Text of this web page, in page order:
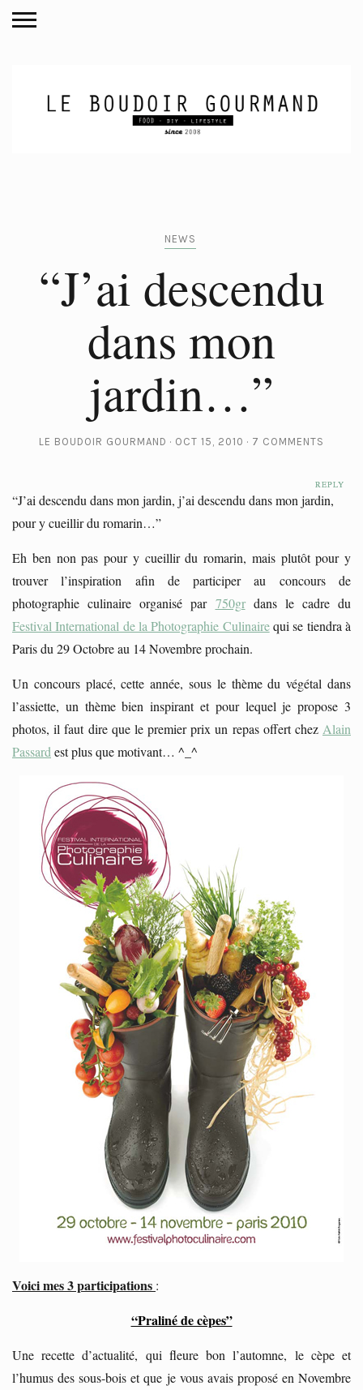
NEWS
“J’ai descendu
dans mon
jardin…”
LE BOUDOIR GOURMAND OCT 15, 2010 7 COMMENTS
“J’ai descendu dans mon jardin, j’ai descendu dans mon jardin,
pour y cueillir du romarin…”
Eh ben non pas pour y cueillir du romarin, mais plutôt pour y
trouver l’inspiration afin de participer au concours de
photographie culinaire organisé par 750grdans le cadre du
Festival International de la Photographie Culinairequi se tiendra à
Paris du 29 Octobre au 14 Novembre prochain.
Un concours placé, cette année, sous le thème du végétal dans
l’assiette, un thème bien inspirant et pour lequel je propose 3
photos, il faut dire que le premier prix un repas offert chez Alain
Passard est plus que motivant… ^_^
Voici mes 3 participations :
“Praliné de cèpes”
Une recette d’actualité, qui fleure bon l’automne, le cèpe et
l’humus des sous-bois et que je vous avais proposé en Novembre
REPLY
REPLY